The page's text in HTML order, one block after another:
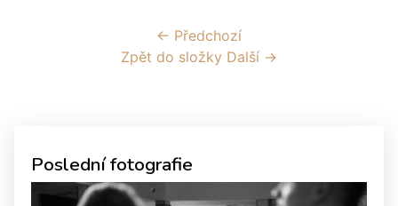
← Předchozí
Zpět do složky Další →
Poslední fotografie